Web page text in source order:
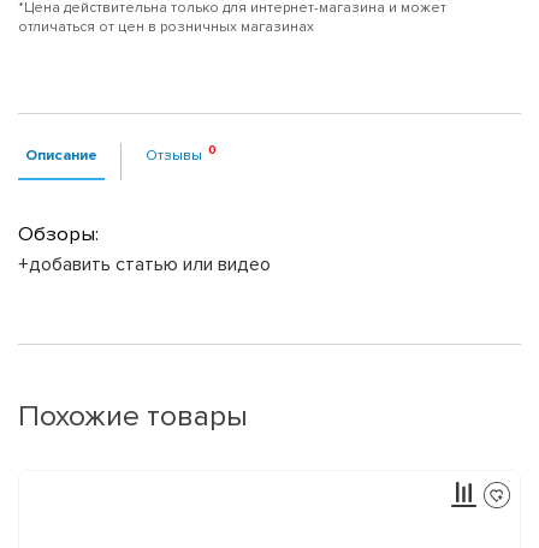
*Цена действительна только для интернет-магазина и может
отличаться от цен в розничных магазинах
Описание Отзывы
Обзоры:
+добавить статью или видео
Похожие товары